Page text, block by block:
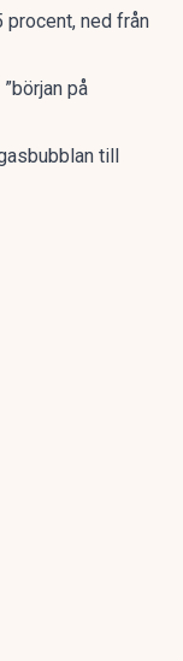
procent, ned från
på
till